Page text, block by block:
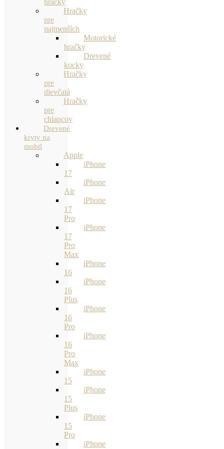
hračky
Hračky
pre
najmenších
Motorické
hračky
Drevené
kocky
Hračky
pre
dievčatá
Hračky
pre
chlapcov
Drevené
kryty na
mobil
Apple
iPhone
17
iPhone
Air
iPhone
17
Pro
iPhone
17
Pro
Max
iPhone
16
iPhone
16
Plus
iPhone
16
Pro
iPhone
16
Pro
Max
iPhone
15
iPhone
15
Plus
iPhone
15
Pro
iPhone